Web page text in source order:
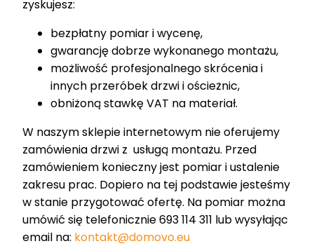
zyskujesz:
bezpłatny pomiar i wycenę,
gwarancję dobrze wykonanego montażu,
możliwość profesjonalnego skrócenia i
innych przeróbek drzwi i ościeżnic,
obniżoną stawkę VAT na materiał.
W naszym sklepie internetowym nie oferujemy
zamówienia drzwi z usługą montażu. Przed
zamówieniem konieczny jest pomiar i ustalenie
zakresu prac. Dopiero na tej podstawie jesteśmy
w stanie przygotować ofertę. Na pomiar można
umówić się telefonicznie 693 114 311 lub wysyłając
email na: kontakt@domovo.eu